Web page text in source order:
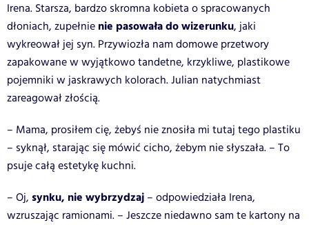
Irena. Starsza, bardzo skromna kobieta o spracowanych
dłoniach, zupełnie nie pasowała do wizerunku, jaki
wykreował jej syn. Przywiozła nam domowe przetwory
zapakowane w wyjątkowo tandetne, krzykliwe, plastikowe
pojemniki w jaskrawych kolorach. Julian natychmiast
zareagował złością.
– Mama, prosiłem cię, żebyś nie znosiła mi tutaj tego plastiku
– syknął, starając się mówić cicho, żebym nie słyszała. – To
psuje całą estetykę kuchni.
– Oj, synku, nie wybrzydzaj – odpowiedziała Irena,
wzruszając ramionami. – Jeszcze niedawno sam te kartony na